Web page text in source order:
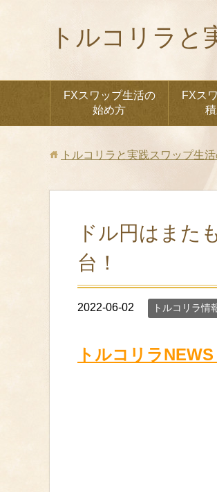
トルコリラと
FXスワップ生活の
始め方
FXス
トルコリラと実践スワップ生活
ドル円はまた
台！
2022-06-02 トルコリラ情
トルコリラNEWS